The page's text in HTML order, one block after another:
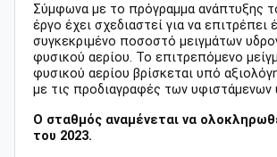
Σύμφωνα με το πρόγραμμα ανάπτυξης
έργο έχει σχεδιαστεί για να επιτρέπει
συγκεκριμένο ποσοστό μειγμάτων
φυσικού αερίου. Το επιτρεπόμενο
φυσικού αερίου βρίσκεται υπό
με τις προδιαγραφές των υφιστάμενων
Ο σταθμός αναμένεται να
του 2023.